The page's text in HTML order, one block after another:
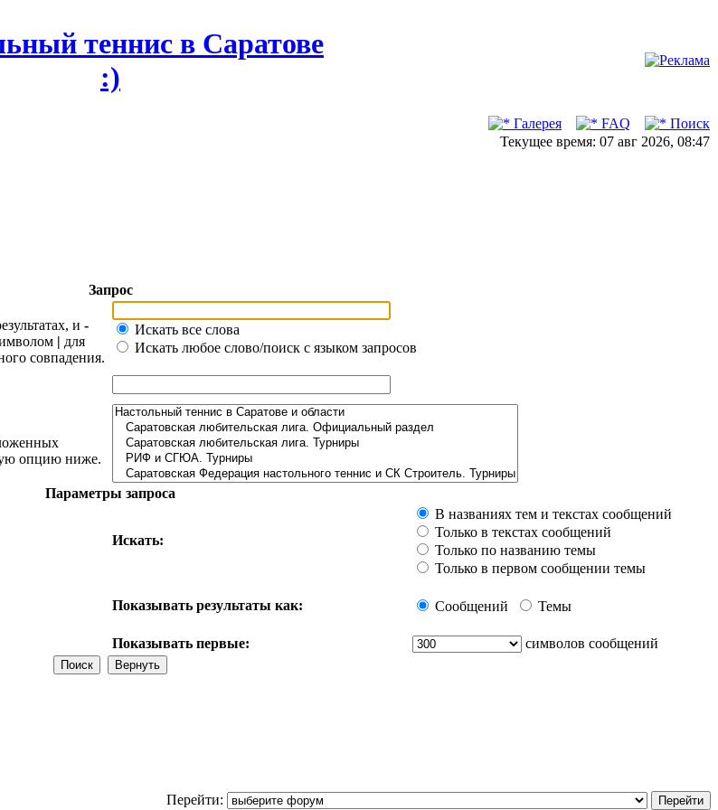
Галерея FAQ
Поиск
Текущее время: 07 авг 2026, 08:47
Запрос
и -
| для
совпадения.
Искать все слова
Искать любое слово/поиск с языком запросов
опцию ниже.
Параметры запроса
Искать:
В названиях тем и текстах сообщений
Только в текстах сообщений
Только по названию темы
Только в первом сообщении темы
Показывать результаты как: Сообщений Темы
Показывать первые: символов сообщений
Перейти: